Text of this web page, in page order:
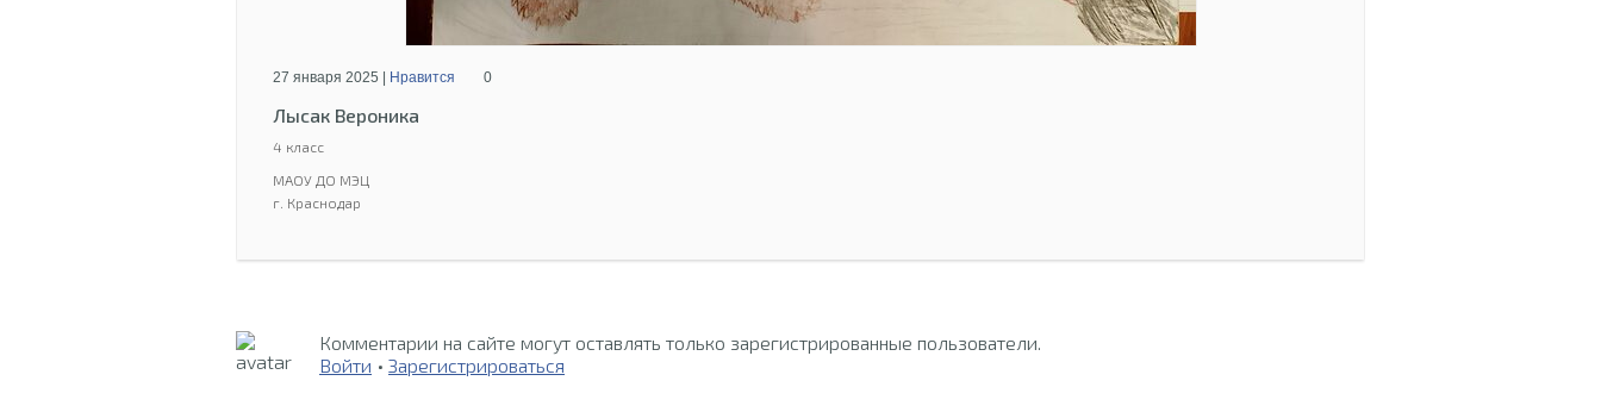
27 января 2025 | Нравится 0
Лысак Вероника
4 класс
МАОУ ДО МЭЦ
г. Краснодар
Комментарии на сайте могут оставлять только зарегистрированные пользователи.
Войти • Зарегистрироваться